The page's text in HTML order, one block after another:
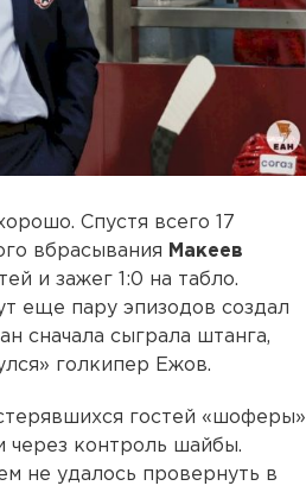
Спустя всего 17
вбрасывания Макеев
и зажег 1:0 на табло.
еще пару эпизодов создал
сначала сыграла штанга,
голкипер Ежов.
гостей «шоферы»
через контроль шайбы.
не удалось провернуть в